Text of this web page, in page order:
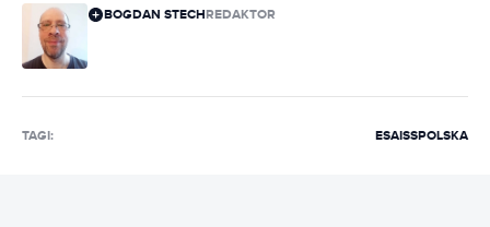
BOGDAN STECHREDAKTOR
TAGI: ESAISSPOLSKA